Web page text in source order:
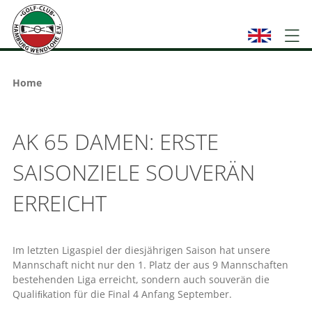
Home
AK 65 DAMEN: ERSTE
SAISONZIELE SOUVERÄN
ERREICHT
Im letzten Ligaspiel der diesjährigen Saison hat unsere
Mannschaft nicht nur den 1. Platz der aus 9 Mannschaften
bestehenden Liga erreicht, sondern auch souverän die
Qualiﬁkation für die Final 4 Anfang September.